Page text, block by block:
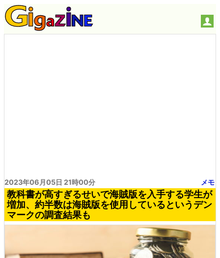
2023年06月05日 21時00分 メモ
教科書が高すぎるせいで海賊版を入手する学生が
増加、約半数は海賊版を使用しているというデン
マークの調査結果も